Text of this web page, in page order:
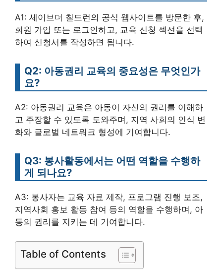
A1: 세이브더 칠드런의 공식 웹사이트를 방문한 후,
회원 가입 또는 로그인하고, 교육 신청 섹션을 선택
하여 신청서를 작성하면 됩니다.
Q2: 아동권리 교육의 중요성은 무엇인가
요?
A2: 아동권리 교육은 아동이 자신의 권리를 이해하
고 주장할 수 있도록 도와주며, 지역 사회의 인식 변
화와 글로벌 네트워크 형성에 기여합니다.
Q3: 봉사활동에서는 어떤 역할을 수행하
게 되나요?
A3: 봉사자는 교육 자료 제작, 프로그램 진행 보조,
지역사회 홍보 활동 참여 등의 역할을 수행하며, 아
동의 권리를 지키는 데 기여합니다.
Table of Contents